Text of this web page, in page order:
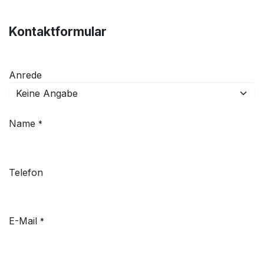
Kontaktformular
Anrede
Name *
Telefon
E-Mail *